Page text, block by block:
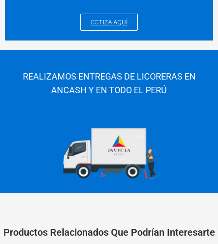
COTIZA AQUÍ
REALIZAMOS ENTREGAS DE LICORERAS EN
ANCASH Y EN TODO EL PERÚ
Productos Relacionados Que Podrían Interesarte